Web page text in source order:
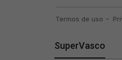
SuperVasco